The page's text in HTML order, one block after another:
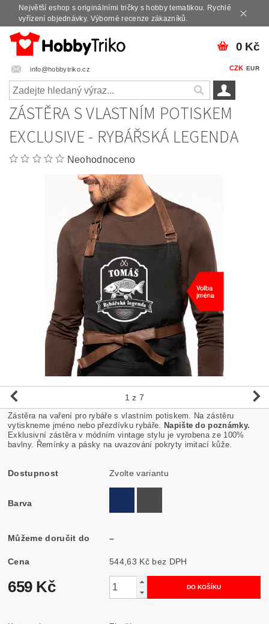
Největší eshop s originálními tričky s hobby tematikou. Rychlé
vyřízení objednávky. Výborné recenze zákazníků.
info@hobbytriko.cz CZK EUR
0 Kč
ZÁSTĚRA S VLASTNÍM POTISKEM
EXCLUSIVE - RYBÁŘSKÁ LEGENDA
Neohodnoceno
1 z 7
Zástěra na vaření pro rybáře s vlastním potiskem. Na zástěru
vytiskneme jméno nebo přezdívku rybáře.
Napište do poznámky.
Exklusivní zástěra v módním vintage stylu je vyrobena ze 100%
bavlny. Řemínky a pásky na uvazování pokryty imitací kůže.
Dostupnost Zvolte variantu
Barva
Můžeme doručit do –
Cena 544,63 Kč bez DPH
659 Kč